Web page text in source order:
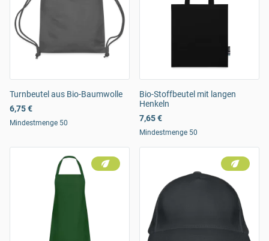
Turnbeutel aus Bio-Baumwolle
6,75 €
Mindestmenge 50
Bio-Stoffbeutel mit langen
Henkeln
7,65 €
Mindestmenge 50